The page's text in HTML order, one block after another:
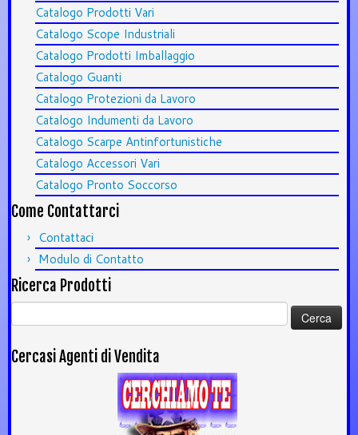
Catalogo Prodotti Vari
Catalogo Scope Industriali
Catalogo Prodotti Imballaggio
Catalogo Guanti
Catalogo Protezioni da Lavoro
Catalogo Indumenti da Lavoro
Catalogo Scarpe Antinfortunistiche
Catalogo Accessori Vari
Catalogo Pronto Soccorso
Come Contattarci
Contattaci
Modulo di Contatto
Ricerca Prodotti
Ricerca
per:
Cercasi Agenti di Vendita